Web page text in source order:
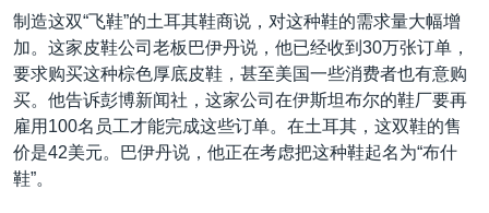
跳
到
检
欧洲
非洲
美洲
全球议题
科教·文娱·体健
军事
劳工
环境
白宫要闻
国会报道
美中关系
美国建国250周年
埃博拉疫情
VOA视频
VOA今日焦点
中文广播
关注我们
制造这双“飞鞋”的土耳其鞋商说，对这种鞋的需求量大幅增
加。这家皮鞋公司老板巴伊丹说，他已经收到30万张订单，
要求购买这种棕色厚底皮鞋，甚至美国一些消费者也有意购
买。他告诉彭博新闻社，这家公司在伊斯坦布尔的鞋厂要再
雇用100名员工才能完成这些订单。在土耳其，这双鞋的售
价是42美元。巴伊丹说，他正在考虑把这种鞋起名为“布什
鞋”。